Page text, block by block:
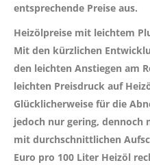
entsprechende Preise aus.
Heizölpreise mit leichtem
Mit den kürzlichen
den leichten Anstiegen am
leichten Preisdruck auf
Glücklicherweise für die
jedoch nur gering, dennoch
mit durchschnittlichen
Euro pro 100 Liter Heizöl